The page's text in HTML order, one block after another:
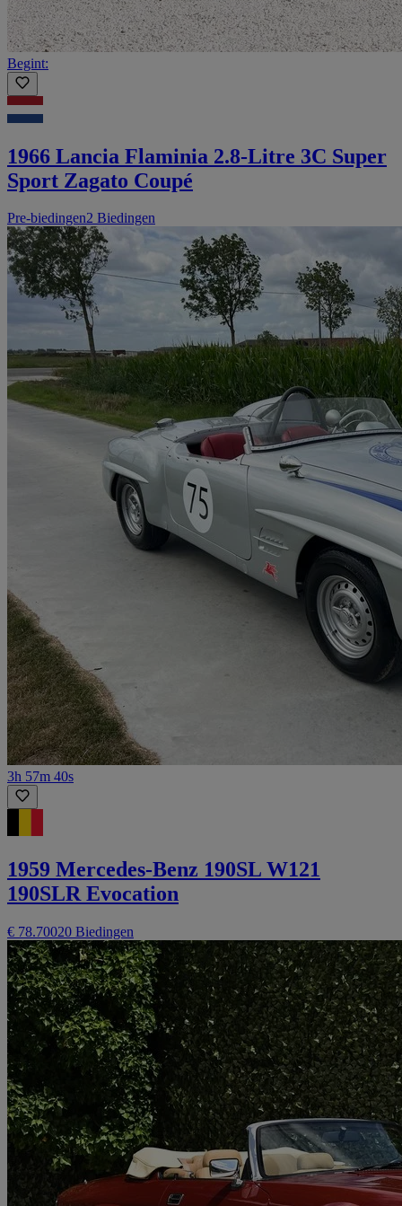
Begint:
1966 Lancia Flaminia 2.8-Litre 3C Super
Sport Zagato Coupé
Pre-biedingen2 Biedingen
3h 57m 40s
1959 Mercedes-Benz 190SL W121
190SLR Evocation
€ 78.70020 Biedingen